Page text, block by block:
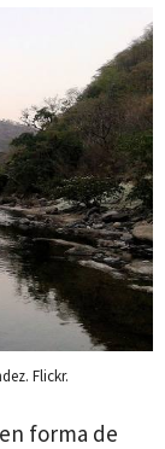
Flickr.
forma de